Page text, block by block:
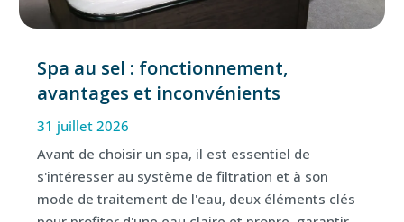
Spa au sel : fonctionnement,
avantages et inconvénients
31 juillet 2026
Avant de choisir un spa, il est essentiel de
s'intéresser au système de filtration et à son
mode de traitement de l'eau, deux éléments clés